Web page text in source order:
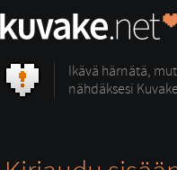
Ikävä härnätä,
nähdäksesi